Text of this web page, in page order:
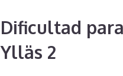
Dificultad
Ylläs 2